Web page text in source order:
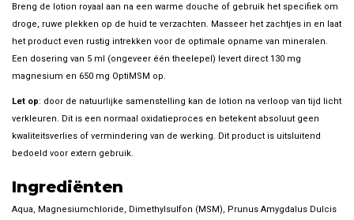
Breng de lotion royaal aan na een warme douche of gebruik het specifiek om
droge, ruwe plekken op de huid te verzachten. Masseer het zachtjes in en laat
het product even rustig intrekken voor de optimale opname van mineralen.
Een dosering van 5 ml (ongeveer één theelepel) levert direct 130 mg
magnesium en 650 mg OptiMSM op.
Let op: door de natuurlijke samenstelling kan de lotion na verloop van tijd licht
verkleuren. Dit is een normaal oxidatieproces en betekent absoluut geen
kwaliteitsverlies of vermindering van de werking. Dit product is uitsluitend
bedoeld voor extern gebruik.
Ingrediënten
Aqua, Magnesiumchloride, Dimethylsulfon (MSM), Prunus Amygdalus Dulcis